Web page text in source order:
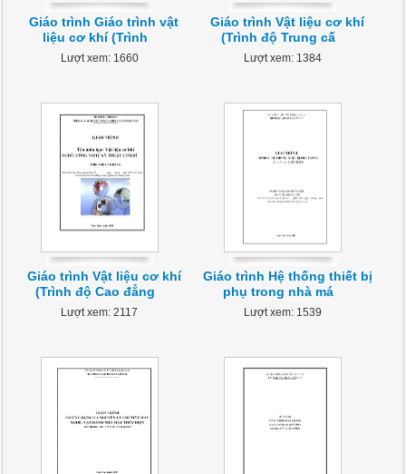
Giáo trình Giáo trình vật
liệu cơ khí (Trình
Lượt xem: 1660
Giáo trình Vật liệu cơ khí
(Trình độ Trung cấ
Lượt xem: 1384
Giáo trình Vật liệu cơ khí
(Trình độ Cao đẳng
Lượt xem: 2117
Giáo trình Hệ thống thiết bị
phụ trong nhà má
Lượt xem: 1539